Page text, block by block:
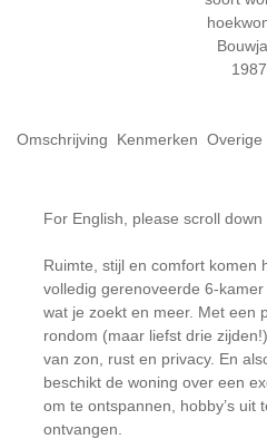
1987
Omschrijving Kenmerken Overige
For English, please scroll down
Ruimte, stijl en comfort komen
volledig gerenoveerde 6-
wat je zoekt en meer. Met een
rondom (maar liefst drie
van zon, rust en privacy. En
beschikt de woning over een
om te ontspannen, hobby’s uit
ontvangen.